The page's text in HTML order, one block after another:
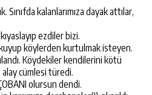
Sınıfda kalanlarımıza dayak attılar,
ezdiler bizi.
köylerden kurtulmak isteyen.
Köydekiler kendilerini kötü
cümlesi türedi.
olursun dendi.